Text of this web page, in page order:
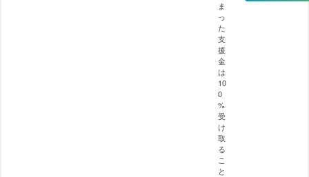
ま
っ
た
支
援
金
は
10
0
%
受
け
取
る
こ
と